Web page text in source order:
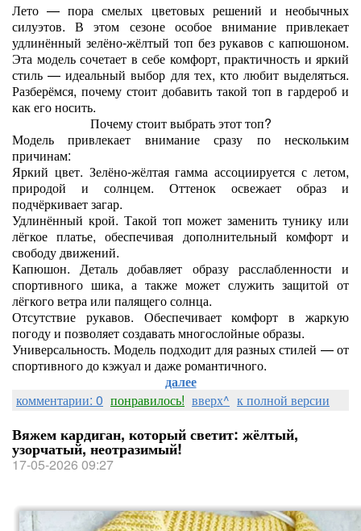
Лето — пора смелых цветовых решений и необычных
силуэтов. В этом сезоне особое внимание привлекает
удлинённый зелёно‑жёлтый топ без рукавов с капюшоном.
Эта модель сочетает в себе комфорт, практичность и яркий
стиль — идеальный выбор для тех, кто любит выделяться.
Разберёмся, почему стоит добавить такой топ в гардероб и
как его носить.
Почему стоит выбрать этот топ?
Модель привлекает внимание сразу по нескольким
причинам:
Яркий цвет. Зелёно‑жёлтая гамма ассоциируется с летом,
природой и солнцем. Оттенок освежает образ и
подчёркивает загар.
Удлинённый крой. Такой топ может заменить тунику или
лёгкое платье, обеспечивая дополнительный комфорт и
свободу движений.
Капюшон. Деталь добавляет образу расслабленности и
спортивного шика, а также может служить защитой от
лёгкого ветра или палящего солнца.
Отсутствие рукавов. Обеспечивает комфорт в жаркую
погоду и позволяет создавать многослойные образы.
Универсальность. Модель подходит для разных стилей — от
спортивного до кэжуал и даже романтичного.
далее
комментарии: 0 понравилось! вверх^ к полной версии
Вяжем кардиган, который светит: жёлтый,
узорчатый, неотразимый!
17-05-2026 09:27